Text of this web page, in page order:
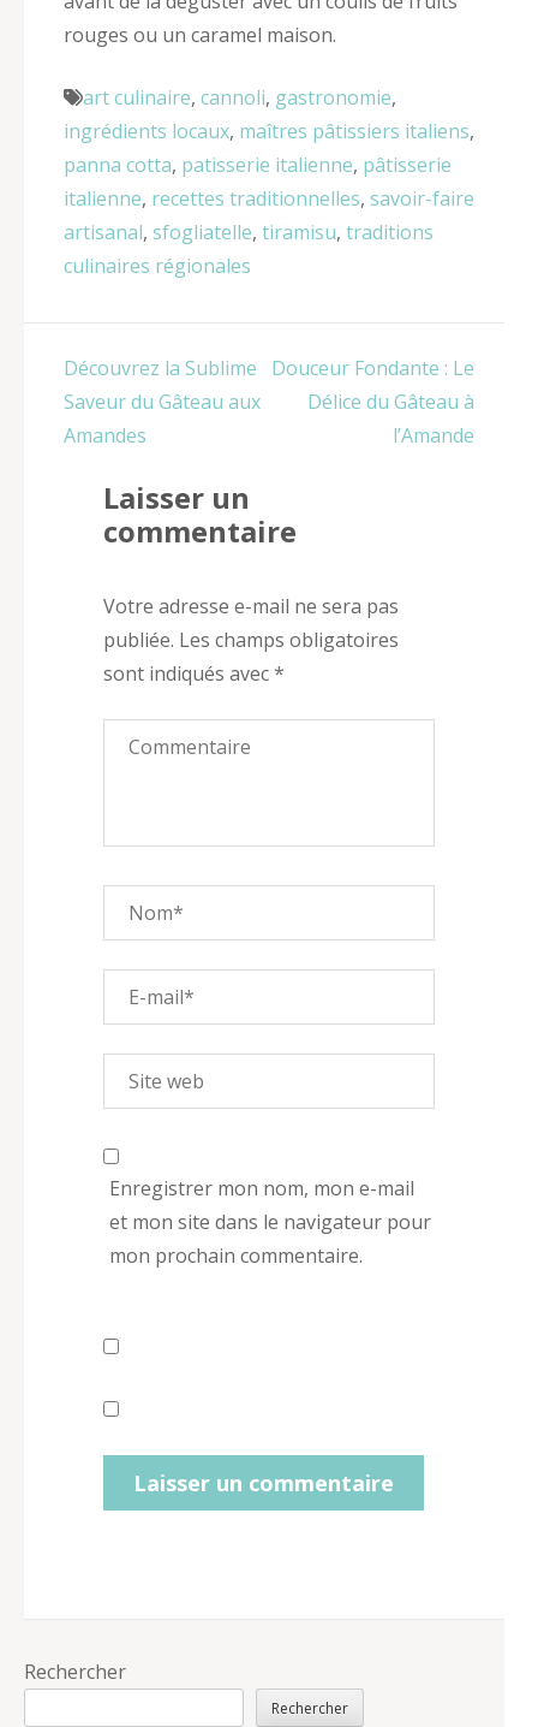
rouges ou un caramel maison.
art culinaire, cannoli, gastronomie,
ingrédients locaux, maîtres pâtissiers italiens,
panna cotta, patisserie italienne, pâtisserie
italienne, recettes traditionnelles, savoir-faire
artisanal, sfogliatelle, tiramisu, traditions
culinaires régionales
Navigation
de
l’article
Découvrez la Sublime
Saveur du Gâteau aux
Amandes
Douceur Fondante : Le
Délice du Gâteau à
l’Amande
Laisser un
commentaire
Votre adresse e-mail ne sera pas
publiée. Les champs obligatoires
sont indiqués avec*
Enregistrer mon nom, mon e-mail
et mon site dans le navigateur pour
mon prochain commentaire.
Rechercher
Rechercher